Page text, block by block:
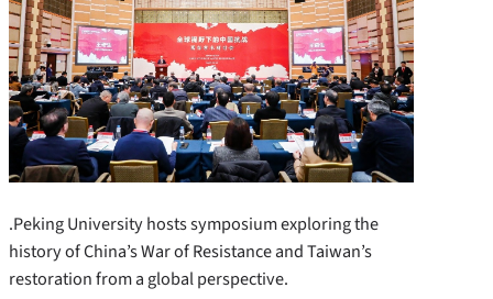
.Peking University hosts symposium exploring the
history of China’s War of Resistance and Taiwan’s
restoration from a global perspective.